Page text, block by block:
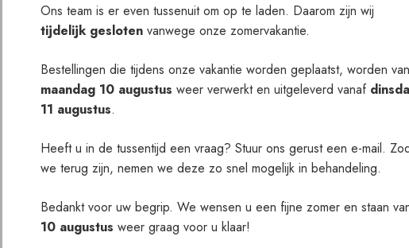
Verder
Ons team is er even tussenuit om op te laden. Daarom zijn wij
tijdelijk gesloten vanwege onze zomervakantie.
Bestellingen die tijdens onze vakantie worden geplaatst, worden
maandag 10 augustus weer verwerkt en uitgeleverd vanaf
11 augustus.
Heeft u in de tussentijd een vraag? Stuur ons gerust een e-mail.
we terug zijn, nemen we deze zo snel mogelijk in behandeling.
Bedankt voor uw begrip. We wensen u een fijne zomer en staan
10 augustus weer graag voor u klaar!